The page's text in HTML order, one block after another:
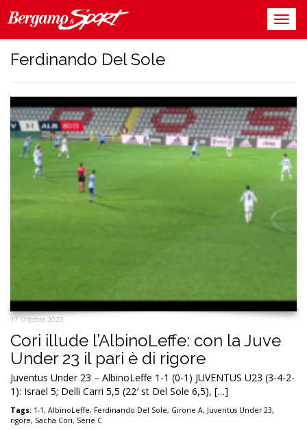
Ferdinando Del Sole
17 Ottobre 2020
Cori illude l’AlbinoLeffe: con la Juve
Under 23 il pari è di rigore
Juventus Under 23 – AlbinoLeffe 1-1 (0-1) JUVENTUS U23 (3-4-2-
1): Israel 5; Delli Carri 5,5 (22′ st Del Sole 6,5), […]
Tags: 1-1, AlbinoLeffe, Ferdinando Del Sole, Girone A, Juventus Under 23,
rigore, Sacha Cori, Serie C